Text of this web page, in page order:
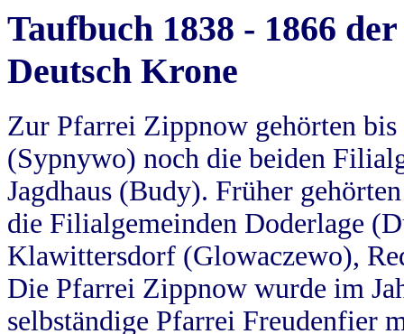
Taufbuch 1838 - 1866
Deutsch Krone
Zur Pfarrei Zippnow gehörten
(Sypnywo) noch die beiden
Jagdhaus (Budy). Früher
die Filialgemeinden Doderlage
Klawittersdorf (Glowaczewo),
Die Pfarrei Zippnow wurde im
selbständige Pfarrei Freudenfier